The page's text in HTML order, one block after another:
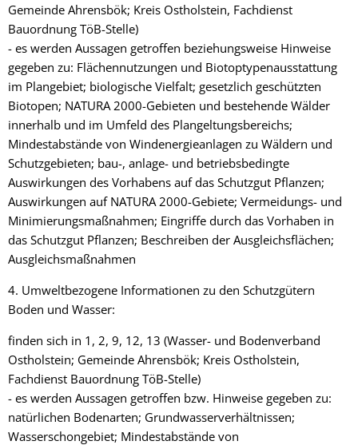
Gemeinde Ahrensbök; Kreis Ostholstein, Fachdienst
Bauordnung TöB-Stelle)
- es werden Aussagen getroffen beziehungsweise Hinweise
gegeben zu: Flächennutzungen und Biotoptypenausstattung
im Plangebiet; biologische Vielfalt; gesetzlich geschützten
Biotopen; NATURA 2000-Gebieten und bestehende Wälder
innerhalb und im Umfeld des Plangeltungsbereichs;
Mindestabstände von Windenergieanlagen zu Wäldern und
Schutzgebieten; bau-, anlage- und betriebsbedingte
Auswirkungen des Vorhabens auf das Schutzgut Pflanzen;
Auswirkungen auf NATURA 2000-Gebiete; Vermeidungs- und
Minimierungsmaßnahmen; Eingriffe durch das Vorhaben in
das Schutzgut Pflanzen; Beschreiben der Ausgleichsflächen;
Ausgleichsmaßnahmen
4. Umweltbezogene Informationen zu den Schutzgütern
Boden und Wasser:
finden sich in 1, 2, 9, 12, 13 (Wasser- und Bodenverband
Ostholstein; Gemeinde Ahrensbök; Kreis Ostholstein,
Fachdienst Bauordnung TöB-Stelle)
- es werden Aussagen getroffen bzw. Hinweise gegeben zu:
natürlichen Bodenarten; Grundwasserverhältnissen;
Wasserschongebiet; Mindestabstände von